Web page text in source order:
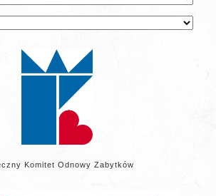
Komitet Odnowy Zabytków